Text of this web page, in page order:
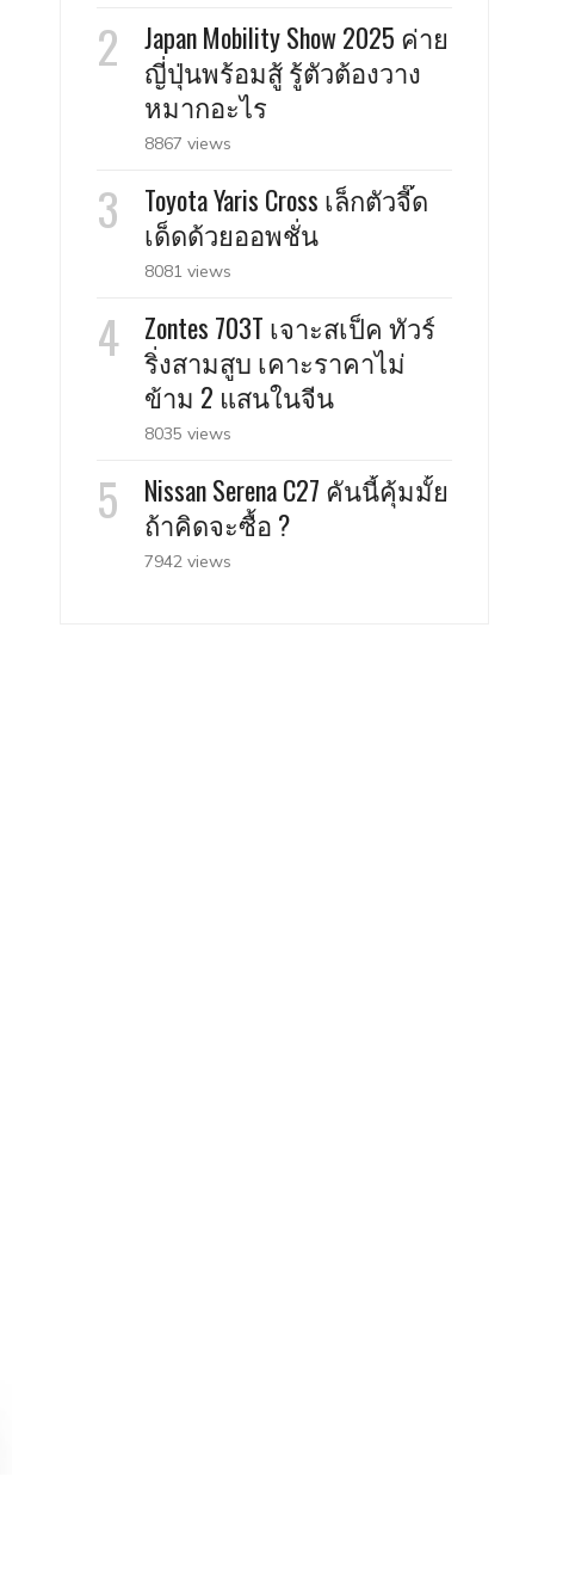
Japan Mobility Show 2025 ค่าย
ญี่ปุ่นพร้อมสู้ รู้ตัวต้องวาง
หมากอะไร
8867 views
Toyota Yaris Cross เล็กตัวจี๊ด
เด็ดด้วยออพชั่น
8081 views
Zontes 703T เจาะสเป็ค ทัวร์
ริ่งสามสูบ เคาะราคาไม่
ข้าม 2 แสนในจีน
8035 views
Nissan Serena C27 คันนี้คุ้มมั้ย
ถ้าคิดจะซื้อ ?
7942 views